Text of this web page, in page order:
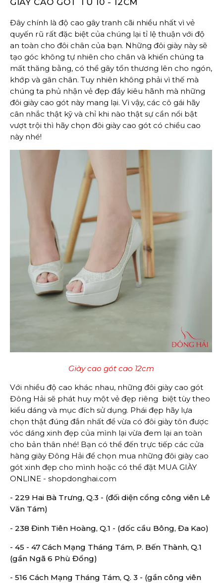
Đây chính là độ cao gây tranh cãi nhiều nhất vì vẻ
quyến rũ rất đặc biệt của chúng lại tỉ lệ thuận với độ
an toàn cho đôi chân của bạn. Những đôi giày này sẽ
tạo góc không tự nhiên cho chân và khiến chúng ta
mất thăng bằng, có thể gây tổn thương lên cho ngón,
khớp và gân chân. Tuy nhiên không phải vì thế mà
chúng ta phủ nhận vẻ đẹp đầy kiêu hãnh mà những
đôi giày cao gót này mang lại. Vì vậy, các cô gái hãy
cân nhắc thật kỹ và chỉ khi nào thật sự cần nổi bật
vượt trội thì hãy chọn đôi giày cao gót có chiều cao
này nhé!
Giày cao gót cao 12cm
Với nhiều độ cao khác nhau, những đôi giày cao gót
Đông Hải sẽ phát huy một vẻ đẹp riêng biệt tùy theo
kiểu dáng và mục đích sử dụng. Phái đẹp hãy lựa
chọn thật đúng đắn nhất để vừa có đôi giày tôn được
vóc dáng xinh đẹp của mình lại vừa đem lại an toàn
cho bản thân nhé! Bạn có thể đến trực tiếp các cửa
hàng giày Đông Hải để chọn mua những đôi giày cao
gót xinh đẹp cho mình hoặc có thể đặt MUA GIÀY
ONLINE - shopdonghai.com
- 229 Hai Bà Trưng, Q.3 - (đối diện cổng công viên Lê
Văn Tám)
- 238 Đinh Tiên Hoàng, Q.1 - (dốc cầu Bông, Đa Kao)
- 45 - 47 Cách Mạng Tháng Tám, P. Bến Thành, Q.1
(gần Ngã 6 Phù Đổng)
- 516 Cách Mạng Tháng Tám, Q. 3 - (gần công viên